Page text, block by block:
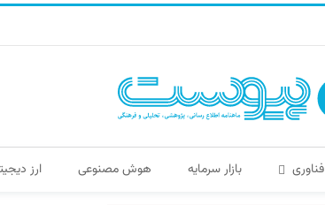
فناوری بازار سرمایه هوش مصنوعی ارز